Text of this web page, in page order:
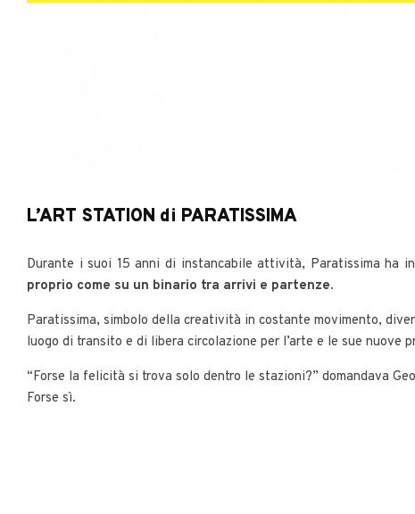
L’ART STATION di PARATISSIMA
Durante i suoi 15 anni di instancabile attività, Paratissima ha
proprio come su un binario tra arrivi e partenze.
Paratissima, simbolo della creatività in costante movimento,
luogo di transito e di libera circolazione per l’arte e le sue nuove
“Forse la felicità si trova solo dentro le stazioni?” domandava
Forse sì.